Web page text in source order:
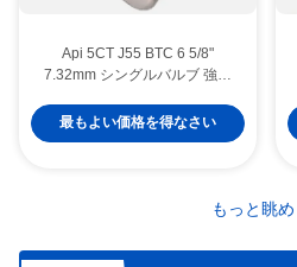
Api 5CT J55 BTC 6 5/8"
7.32mm シングルバルブ 強制
襟
最もよい価格を得なさい
もっと眺め